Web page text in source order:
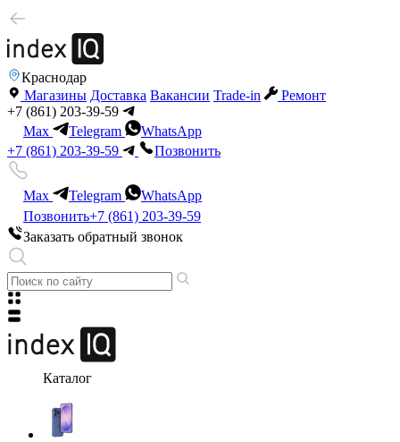
Краснодар
Магазины Доставка Вакансии Trade-in
Ремонт
+7 (861) 203-39-59
Max
Telegram
WhatsApp
+7 (861) 203-39-59
Позвонить
Max Telegram
WhatsApp
Позвонить+7 (861) 203-39-59
Заказать обратный звонок
Каталог